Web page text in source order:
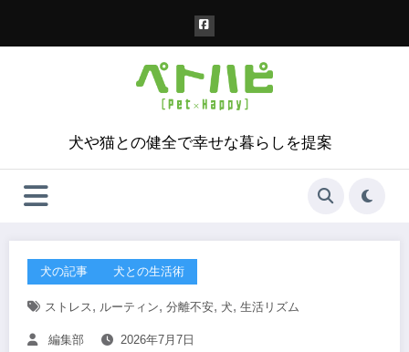
犬や猫との健全で幸せな暮らしを提案
犬の記事 犬との生活術
ストレス, ルーティン, 分離不安, 犬, 生活リズム
編集部 2026年7月7日